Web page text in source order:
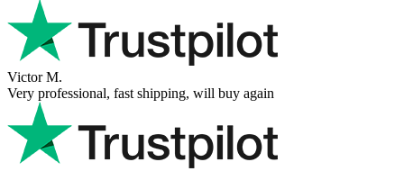
Victor M.
Very professional, fast shipping, will buy again